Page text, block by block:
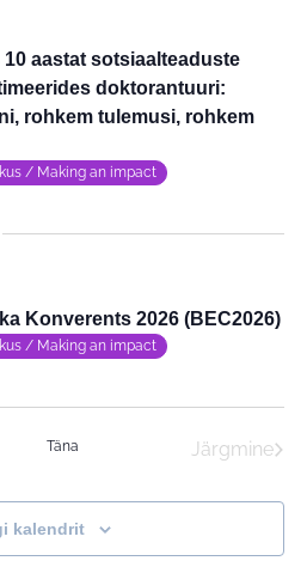
Views
aastat sotsiaalteaduste
doktorantuuri:
rohkem tulemusi, rohkem
/ Making an impact
Konverents 2026 (BEC2026)
/ Making an impact
Täna
Järgmine
kalendrit